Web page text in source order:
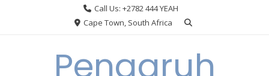
Call Us: +2782 444 YEAH
Cape Town, South Africa
Pengaruh